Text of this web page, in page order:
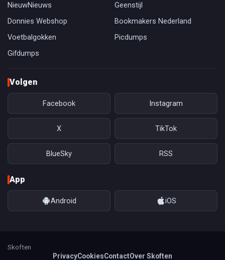
NieuwNieuws
Geenstijl
Donnies Webshop
Bookmakers Nederland
Voetbalgokken
Picdumps
Gifdumps
Volgen
Facebook Instagram
X TikTok
BlueSky RSS
App
Android iOS
Skoften
PrivacyCookiesContactOver Skoften